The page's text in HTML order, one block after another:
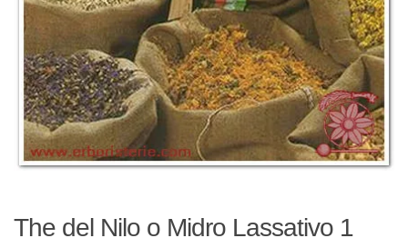
The del Nilo o Midro Lassativo 1